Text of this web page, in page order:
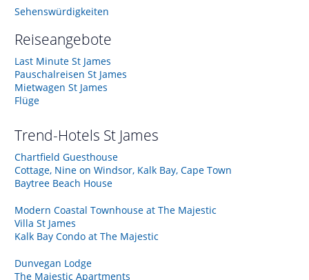
Sehenswürdigkeiten
Reiseangebote
Last Minute St James
Pauschalreisen St James
Mietwagen St James
Flüge
Trend-Hotels St James
Chartfield Guesthouse
Cottage, Nine on Windsor, Kalk Bay, Cape Town
Baytree Beach House
Modern Coastal Townhouse at The Majestic
Villa St James
Kalk Bay Condo at The Majestic
Dunvegan Lodge
The Majestic Apartments